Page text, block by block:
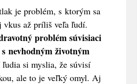
je problém, s ktorým sa
vkus až príliš veľa ľudí.
problém súvisiaci
nevhodným životným
si myslia, že súvisí
ale to je veľký omyl. Aj